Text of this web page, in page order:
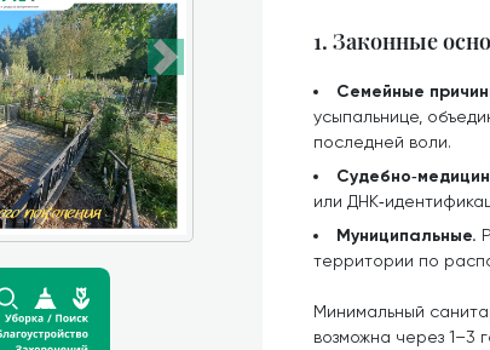
1. Законные
Семейные
усыпальнице,
последней воли.
или
Муниципальные.
территории по
Минимальный
возможна через 1–3